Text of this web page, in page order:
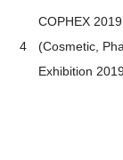
4
COPHEX 2019
(Cosmetic,
Exhibition